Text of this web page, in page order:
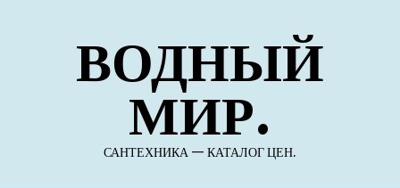
содержимомуВОДНЫЙ
МИР.
САНТЕХНИКА — КАТАЛОГ ЦЕН.